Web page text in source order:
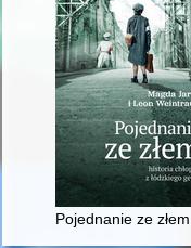
Pojednanie ze